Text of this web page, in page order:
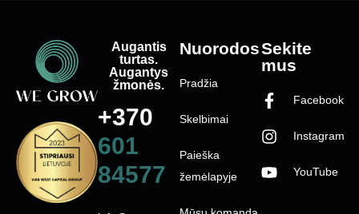
Nuorodos
Pradžia
Skelbimai
Paieška
žemėlapyje
Sekite
mus
Facebook
Instagram
YouTube
Augantis
turtas.
Augantys
žmonės.
+370
601
84577